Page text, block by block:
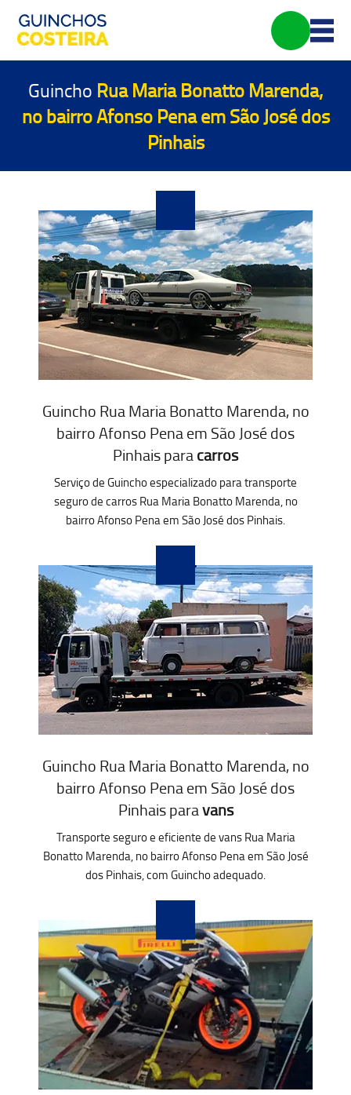
Guincho Rua Maria Bonatto Marenda,
no bairro Afonso Pena em São José dos
Pinhais
Guincho Rua Maria Bonatto Marenda, no
bairro Afonso Pena em São José dos
Pinhais paracarros
Serviço de Guincho especializado para transporte
seguro de carros Rua Maria Bonatto Marenda, no
bairro Afonso Pena em São José dos Pinhais.
Guincho Rua Maria Bonatto Marenda, no
bairro Afonso Pena em São José dos
Pinhais paravans
Transporte seguro e eficiente de vans Rua Maria
Bonatto Marenda, no bairro Afonso Pena em São José
dos Pinhais, com Guincho adequado.